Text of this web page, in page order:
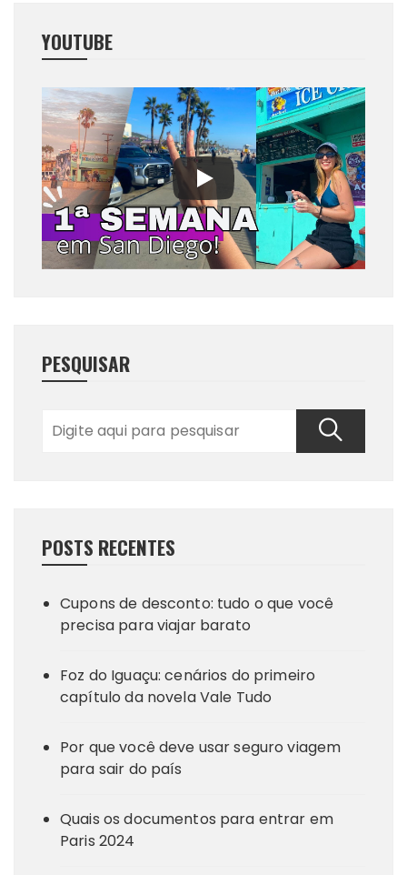
YOUTUBE
PESQUISAR
POSTS RECENTES
Cupons de desconto: tudo o que você
precisa para viajar barato
Foz do Iguaçu: cenários do primeiro
capítulo da novela Vale Tudo
Por que você deve usar seguro viagem
para sair do país
Quais os documentos para entrar em
Paris 2024